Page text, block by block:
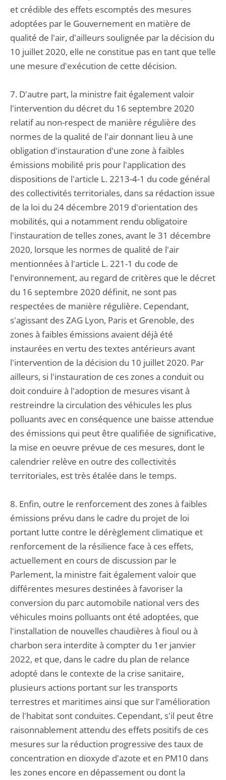
et crédible des effets escomptés des mesures
adoptées par le Gouvernement en matière de
qualité de l'air, d'ailleurs soulignée par la décision du
10 juillet 2020, elle ne constitue pas en tant que telle
une mesure d'exécution de cette décision.
7. D'autre part, la ministre fait également valoir
l'intervention du décret du 16 septembre 2020
relatif au non-respect de manière régulière des
normes de la qualité de l'air donnant lieu à une
obligation d'instauration d'une zone à faibles
émissions mobilité pris pour l'application des
dispositions de l'article L. 2213-4-1 du code général
des collectivités territoriales, dans sa rédaction issue
de la loi du 24 décembre 2019 d'orientation des
mobilités, qui a notamment rendu obligatoire
l'instauration de telles zones, avant le 31 décembre
2020, lorsque les normes de qualité de l'air
mentionnées à l'article L. 221-1 du code de
l'environnement, au regard de critères que le décret
du 16 septembre 2020 définit, ne sont pas
respectées de manière régulière. Cependant,
s'agissant des ZAG Lyon, Paris et Grenoble, des
zones à faibles émissions avaient déjà été
instaurées en vertu des textes antérieurs avant
l'intervention de la décision du 10 juillet 2020. Par
ailleurs, si l'instauration de ces zones a conduit ou
doit conduire à l'adoption de mesures visant à
restreindre la circulation des véhicules les plus
polluants avec en conséquence une baisse attendue
des émissions qui peut être qualifiée de significative,
la mise en oeuvre prévue de ces mesures, dont le
calendrier relève en outre des collectivités
territoriales, est très étalée dans le temps.
8. Enfin, outre le renforcement des zones à faibles
émissions prévu dans le cadre du projet de loi
portant lutte contre le dérèglement climatique et
renforcement de la résilience face à ces effets,
actuellement en cours de discussion par le
Parlement, la ministre fait également valoir que
différentes mesures destinées à favoriser la
conversion du parc automobile national vers des
véhicules moins polluants ont été adoptées, que
l'installation de nouvelles chaudières à fioul ou à
charbon sera interdite à compter du 1er janvier
2022, et que, dans le cadre du plan de relance
adopté dans le contexte de la crise sanitaire,
plusieurs actions portant sur les transports
terrestres et maritimes ainsi que sur l'amélioration
de l'habitat sont conduites. Cependant, s'il peut être
raisonnablement attendu des effets positifs de ces
mesures sur la réduction progressive des taux de
concentration en dioxyde d'azote et en PM10 dans
les zones encore en dépassement ou dont la